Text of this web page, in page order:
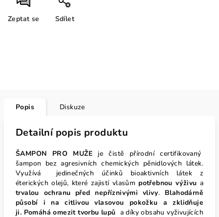
Zeptat se Sdílet
Popis Diskuze
Detailní popis produktu
ŠAMPON PRO MUŽE je čistě přírodní certifikovaný
šampon bez agresivních chemických pěnidlových látek.
Využívá jedinečných účinků bioaktivních látek z
éterických olejů, které zajistí vlasům potřebnou výživu a
trvalou ochranu před nepříznivými vlivy. Blahodárně
působí i na citlivou vlasovou pokožku a zklidňuje
ji. Pomáhá omezit tvorbu lupů a díky obsahu vyživujících